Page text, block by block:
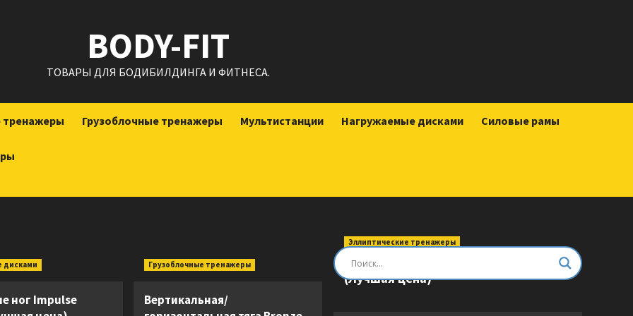
BODY-FIT
ТОВАРЫ ДЛЯ БОДИБИЛДИНГА И ФИТНЕСА.
тренажеры Грузоблочные тренажеры Мультистанции Нагружаемые дисками Силовые рамы
дисками
ног Impulse
Грузоблочные тренажеры
Вертикальная/
Эллиптические тренажеры
Эллиптический тренажер DFC E8745T
(Лучшая цена)